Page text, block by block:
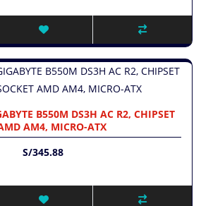
B550M DS3H AC R2, CHIPSET
AM4, MICRO-ATX
S/345.88